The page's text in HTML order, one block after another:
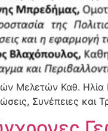
Μελετών Καθ.
Συνέπειες και